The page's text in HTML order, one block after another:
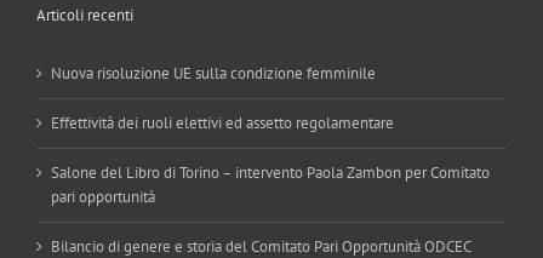
Articoli recenti
Nuova risoluzione UE sulla condizione femminile
Effettività dei ruoli elettivi ed assetto regolamentare
Salone del Libro di Torino – intervento Paola Zambon per Comitato
pari opportunità
Bilancio di genere e storia del Comitato Pari Opportunità ODCEC